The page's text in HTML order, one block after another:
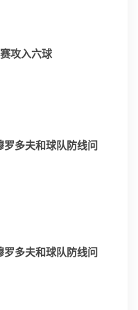
攻入六球
多夫和球队防线问
多夫和球队防线问